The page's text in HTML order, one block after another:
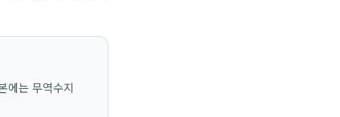
에는 무역수지